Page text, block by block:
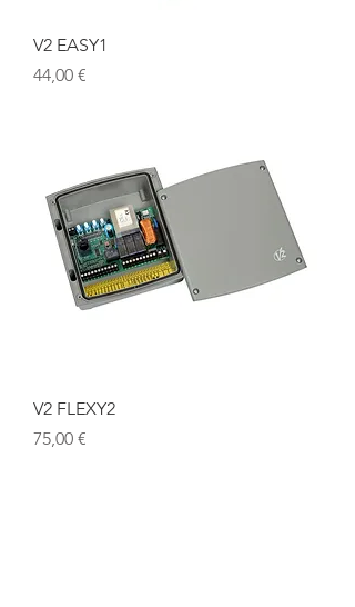
V2 EASY1
Цена
44,00 €
V2 FLEXY2
Цена
75,00 €